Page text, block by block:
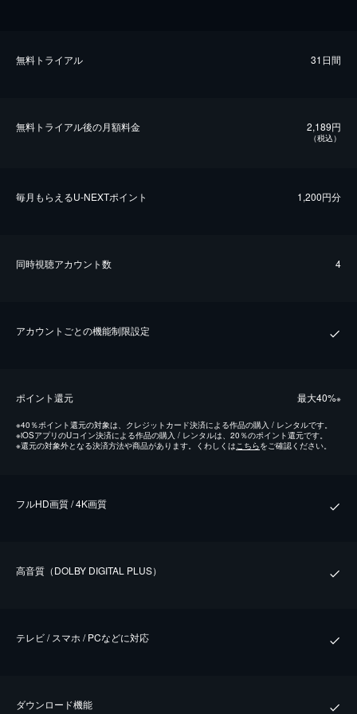
無料トライアル 31日間
無料トライアル後の⽉額料金 2,189円
（税込）
毎⽉もらえるU-NEXTポイント 1,200円分
同時視聴アカウント数 4
アカウントごとの機能制限設定
ポイント還元 最⼤40%※
※40％ポイント還元の対象は、クレジットカード決済による作品の購入 / レンタルです。
※iOSアプリのUコイン決済による作品の購入 / レンタルは、20％のポイント還元です。
※還元の対象外となる決済方法や商品があります。くわしくは こちらをご確認ください。
フルHD画質 / 4K画質
⾼⾳質（DOLBY DIGITAL PLUS）
テレビ / スマホ / PCなどに対応
ダウンロード機能